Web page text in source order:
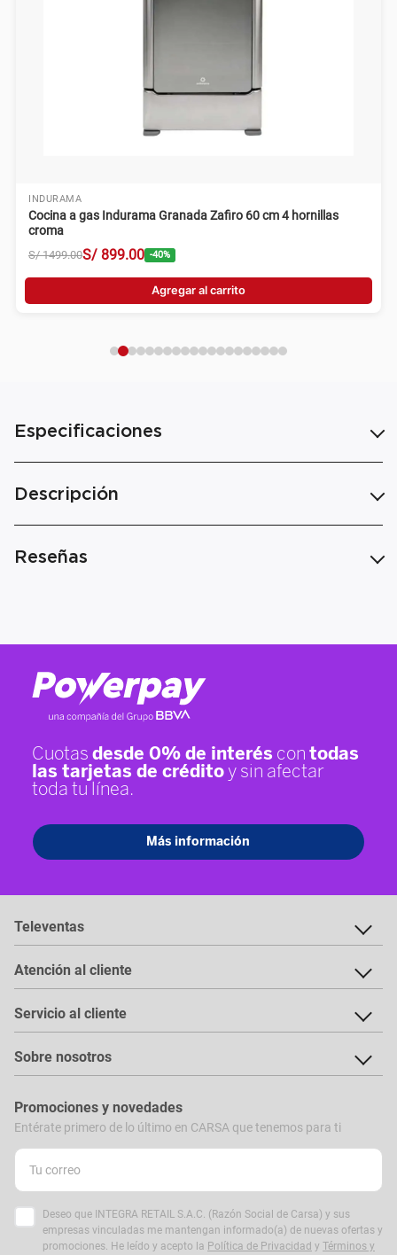
INDURAMA
Cocina a gas Indurama Granada Zafiro 60 cm 4 hornillas
croma
S/ 1499.00S/ 899.00 -40%
Agregar al carrito
Especificaciones
Descripción
Reseñas
Televentas
Atención al cliente
Servicio al cliente
Sobre nosotros
Promociones y novedades
Entérate primero de lo último en CARSA que tenemos para ti
Deseo que INTEGRA RETAIL S.A.C. (Razón Social de Carsa) y sus
empresas vinculadas me mantengan informado(a) de nuevas ofertas y
promociones. He leído y acepto la Política de Privacidad y Términos y